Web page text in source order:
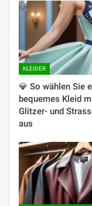
KLEIDER
💎 So wählen Sie
bequemes Kleid
Glitzer- und
aus